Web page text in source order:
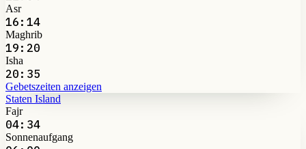
Asr
16:14
Maghrib
19:20
Isha
20:35
Gebetszeiten anzeigen
Staten Island
Fajr
04:34
Sonnenaufgang